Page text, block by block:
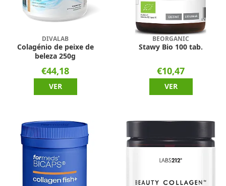
DIVALAB
Colagénio de peixe de
beleza 250g
€44,18
VER
BEORGANIC
Stawy Bio 100 tab.
€10,47
VER